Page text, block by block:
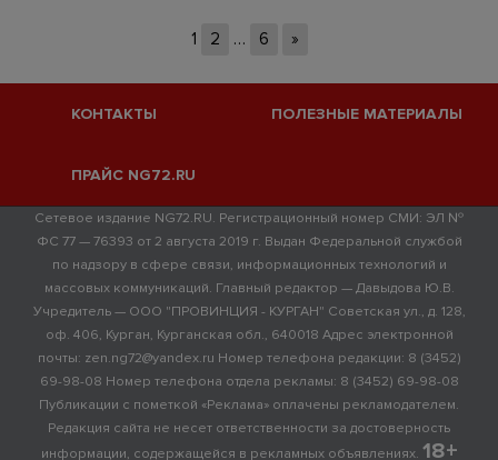
1 2 … 6 »
КОНТАКТЫ ПОЛЕЗНЫЕ МАТЕРИАЛЫ
ПРАЙС NG72.RU
Сетевое издание NG72.RU. Регистрационный номер СМИ: ЭЛ №
ФС 77 — 76393 от 2 августа 2019 г. Выдан Федеральной службой
по надзору в сфере связи, информационных технологий и
массовых коммуникаций. Главный редактор — Давыдова Ю.В.
Учредитель — ООО "ПРОВИНЦИЯ - КУРГАН" Советская ул., д. 128,
оф. 406, Курган, Курганская обл., 640018 Адрес электронной
почты: zen.ng72@yandex.ru Номер телефона редакции: 8 (3452)
69-98-08 Номер телефона отдела рекламы: 8 (3452) 69-98-08
Публикации с пометкой «Реклама» оплачены рекламодателем.
Редакция сайта не несет ответственности за достоверность
информации, содержащейся в рекламных объявлениях. 18+